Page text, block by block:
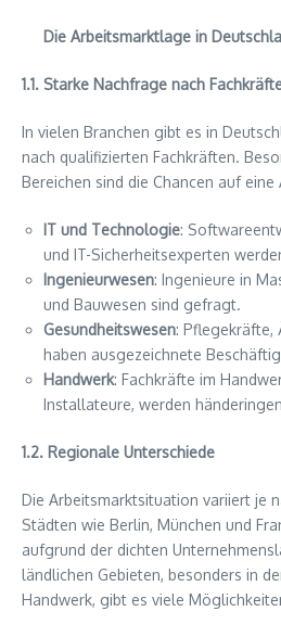
Die Arbeitsmarktlage in
1.1. Starke Nachfrage nach
In vielen Branchen gibt es in
nach qualifizierten Fachkräften.
Bereichen sind die Chancen auf
IT und Technologie:
und IT-Sicherheitsexperten
Ingenieurwesen: Ingenieure in
und Bauwesen sind gefragt.
Gesundheitswesen: Pflegekräfte,
haben ausgezeichnete
Handwerk: Fachkräfte im
Installateure, werden
1.2. Regionale Unterschiede
Die Arbeitsmarktsituation variiert je
Städten wie Berlin, München und
aufgrund der dichten
ländlichen Gebieten, besonders in
Handwerk, gibt es viele